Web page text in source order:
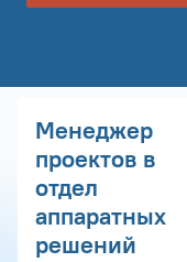
Менеджер
проектов в
отдел
аппаратных
решений